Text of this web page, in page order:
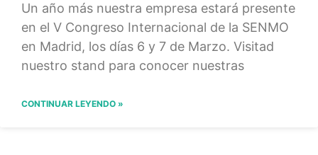
Un año más nuestra empresa estará presente
en el V Congreso Internacional de la SENMO
en Madrid, los días 6 y 7 de Marzo. Visitad
nuestro stand para conocer nuestras
CONTINUAR LEYENDO »